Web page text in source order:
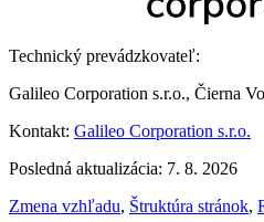
Technický prevádzkovateľ:
Galileo Corporation s.r.o., Čierna
Kontakt: Galileo Corporation s.r.o.
Posledná aktualizácia: 7. 8. 2026
Zmena vzhľadu, Štruktúra stránok,